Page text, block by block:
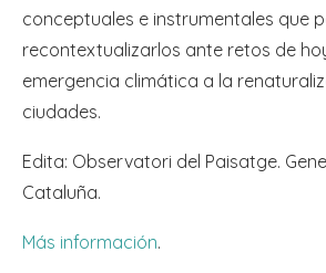
conceptuales e instrumentales que
recontextualizarlos ante retos de
emergencia climática a la
ciudades.
Edita: Observatori del Paisatge.
Cataluña.
Más información.